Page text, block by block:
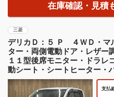
在庫確認・見積
三菱
デリカＤ：５ Ｐ ４ＷＤ・マ
ター・両側電動ドア・レザー
１１型後席モニター・ドラレ
動シート・シートヒーター・
両検知
支払